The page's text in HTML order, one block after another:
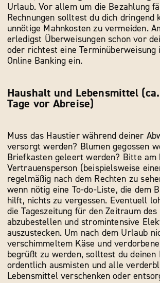
Urlaub. Vor allem um die Bezahlung
Rechnungen solltest du dich dringend
unnötige Mahnkosten zu vermeiden.
erledigst Überweisungen schon vor
oder richtest eine Terminüberweisung
Online Banking ein.
Haushalt und Lebensmittel
Tage vor Abreise)
Muss das Haustier während deiner
versorgt werden? Blumen gegossen
Briefkasten geleert werden? Bitte am
Vertrauensperson (beispielsweise
regelmäßig nach dem Rechten zu
wenn nötig eine To-do-Liste, die dem
hilft, nichts zu vergessen. Eventuell
die Tageszeitung für den Zeitraum
abzubestellen und stromintensive
auszustecken. Um nach dem Urlaub
verschimmeltem Käse und
begrüßt zu werden, solltest du deinen
ordentlich ausmisten und alle
Lebensmittel verschenken oder